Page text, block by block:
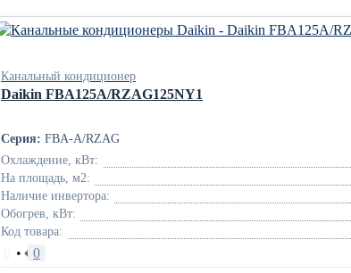
Канальный кондиционер
Daikin FBA125A/RZAG125NY1
Серия: FBA-A/RZAG
Охлаждение, кВт:
На площадь, м2:
Наличие инвертора:
Обогрев, кВт:
Код товара:
• 0